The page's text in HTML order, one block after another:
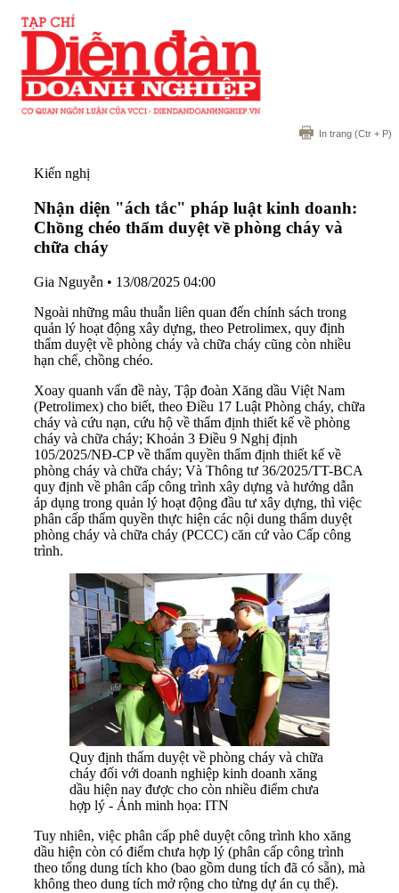
In trang (Ctr + P)
Kiến nghị
Nhận diện "ách tắc" pháp luật kinh doanh:
Chồng chéo thẩm duyệt về phòng cháy và
chữa cháy
Gia Nguyễn • 13/08/2025 04:00
Ngoài những mâu thuẫn liên quan đến chính sách trong
quản lý hoạt động xây dựng, theo Petrolimex, quy định
thẩm duyệt về phòng cháy và chữa cháy cũng còn nhiều
hạn chế, chồng chéo.
Xoay quanh vấn đề này, Tập đoàn Xăng dầu Việt Nam
(Petrolimex) cho biết, theo Điều 17 Luật Phòng cháy, chữa
cháy và cứu nạn, cứu hộ về thẩm định thiết kế về phòng
cháy và chữa cháy; Khoản 3 Điều 9 Nghị định
105/2025/NĐ-CP về thẩm quyền thẩm định thiết kế về
phòng cháy và chữa cháy; Và Thông tư 36/2025/TT-BCA
quy định về phân cấp công trình xây dựng và hướng dẫn
áp dụng trong quản lý hoạt động đầu tư xây dựng, thì việc
phân cấp thẩm quyền thực hiện các nội dung thẩm duyệt
phòng cháy và chữa cháy (PCCC) căn cứ vào Cấp công
trình.
Quy định thẩm duyệt về phòng cháy và chữa
cháy đối với doanh nghiệp kinh doanh xăng
dầu hiện nay được cho còn nhiều điểm chưa
hợp lý - Ảnh minh họa: ITN
Tuy nhiên, việc phân cấp phê duyệt công trình kho xăng
dầu hiện còn có điểm chưa hợp lý (phân cấp công trình
theo tổng dung tích kho (bao gồm dung tích đã có sẵn), mà
không theo dung tích mở rộng cho từng dự án cụ thể).